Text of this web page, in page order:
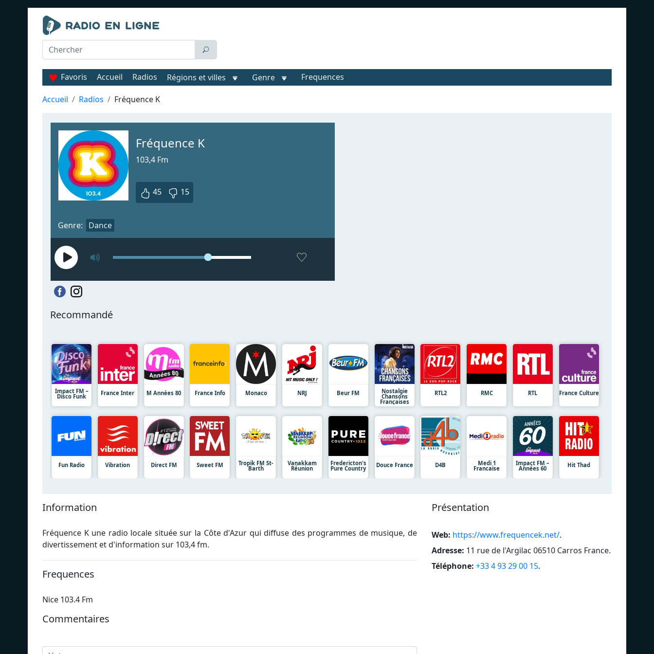
Favoris Accueil Radios Régions et villes Genre Frequences
Accueil Radios Fréquence K
Fréquence K
103,4 Fm
45 15
Genre: Dance
Recommandé
Impact FM –
Disco Funk France Inter M Années 80 France Info Monaco NRJ Beur FM Nostalgie
Chansons
Françaises
RTL2 RMC RTL France Culture
Fun Radio Vibration Direct FM Sweet FM Tropik FM St-
Barth
Vanakkam
Réunion
Fredericton's
Pure Country Douce France D4B Medi 1
Francaise
Impact FM –
Années 60 Hit Thad
Information
Fréquence K une radio locale située sur la Côte d'Azur qui diffuse des programmes de musique, de
divertissement et d'information sur 103,4 fm.
Frequences
Nice 103.4 Fm
Présentation
Web: https://www.frequencek.net/.
Adresse: 11 rue de l'Argilac 06510 Carros France.
Téléphone: +33 4 93 29 00 15.
Commentaires